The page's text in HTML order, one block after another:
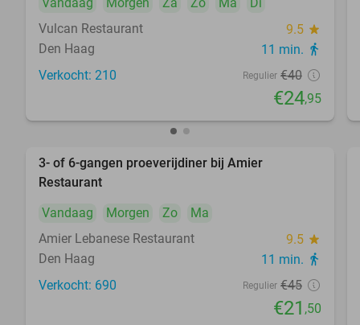
Vulcan Restaurant
9.5 star
Den Haag 11 min. directions_walk
Verkocht: 210 Regulier €40
€24,95
3- of 6-gangen proeverijdiner bij Amier
Restaurant
Vandaag
Morgen Zo
Ma
Amier Lebanese Restaurant
9.5 star
Den Haag 11 min. directions_walk
Verkocht: 690 Regulier €45
€21 ,50